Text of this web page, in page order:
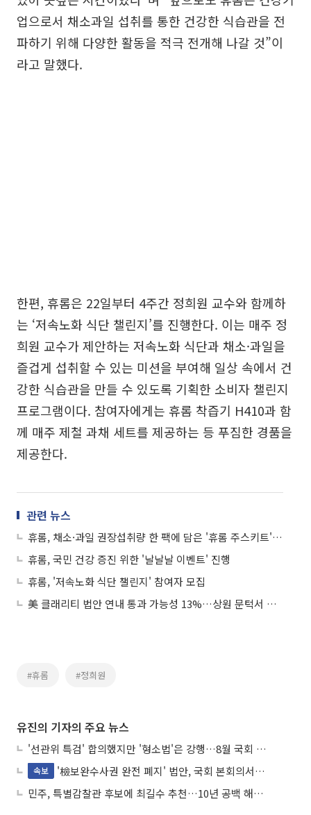
업으로서 채소과일 섭취를 통한 건강한 식습관을 전
파하기 위해 다양한 활동을 적극 전개해 나갈 것”이
라고 말했다.
한편, 휴롬은 22일부터 4주간 정희원 교수와 함께하
는 ‘저속노화 식단 챌린지’를 진행한다. 이는 매주 정
희원 교수가 제안하는 저속노화 식단과 채소·과일을
즐겁게 섭취할 수 있는 미션을 부여해 일상 속에서 건
강한 식습관을 만들 수 있도록 기획한 소비자 챌린지
프로그램이다. 참여자에게는 휴롬 착즙기 H410과 함
께 매주 제철 과채 세트를 제공하는 등 푸짐한 경품을
제공한다.
관련 뉴스
휴롬, 채소·과일 권장섭취량 한 팩에 담은 '휴롬 주스키트' 출시
휴롬, 국민 건강 증진 위한 '날날날 이벤트' 진행
휴롬, '저속노화 식단 챌린지' 참여자 모집
美 클래리티 법안 연내 통과 가능성 13%…상원 문턱서 제동
#휴롬 #정희원
유진의 기자의 주요 뉴스
'선관위 특검' 합의했지만 '형소법'은 강행…8월 국회 '입법 2차전' 예고
속보
'檢보완수사권 완전 폐지' 법안, 국회 본회의서 민주당 주도 통과
민주, 특별감찰관 후보에 최길수 추천…10년 공백 해소 속도